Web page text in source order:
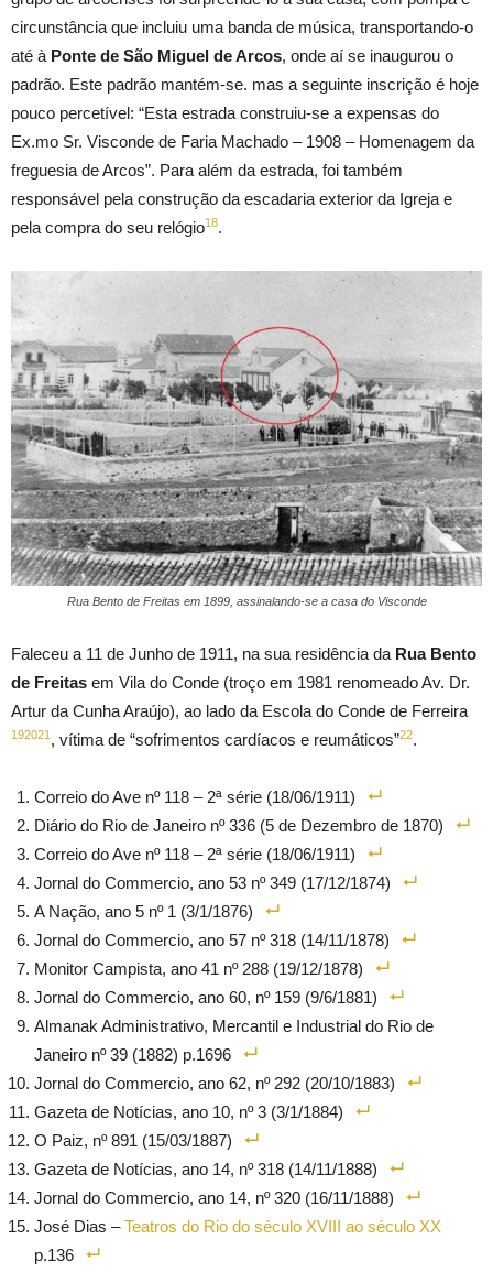
circunstância que incluiu uma banda de música, transportando-o
até à Ponte de São Miguel de Arcos, onde aí se inaugurou o
padrão. Este padrão mantém-se. mas a seguinte inscrição é hoje
pouco percetível: “Esta estrada construiu-se a expensas do
Ex.mo Sr. Visconde de Faria Machado – 1908 – Homenagem da
freguesia de Arcos”. Para além da estrada, foi também
responsável pela construção da escadaria exterior da Igreja e
pela compra do seu relógio18.
Rua Bento de Freitas em 1899, assinalando-se a casa do Visconde
Faleceu a 11 de Junho de 1911, na sua residência da Rua Bento
de Freitas em Vila do Conde (troço em 1981 renomeado Av. Dr.
Artur da Cunha Araújo), ao lado da Escola do Conde de Ferreira
192021 , vítima de “sofrimentos cardíacos e reumáticos”22.
Correio do Ave nº 118 – 2ª série (18/06/1911)
Diário do Rio de Janeiro nº 336 (5 de Dezembro de 1870)
Correio do Ave nº 118 – 2ª série (18/06/1911)
Jornal do Commercio, ano 53 nº 349 (17/12/1874)
A Nação, ano 5 nº 1 (3/1/1876)
Jornal do Commercio, ano 57 nº 318 (14/11/1878)
Monitor Campista, ano 41 nº 288 (19/12/1878)
Jornal do Commercio, ano 60, nº 159 (9/6/1881)
Almanak Administrativo, Mercantil e Industrial do Rio de
Janeiro nº 39 (1882) p.1696
Jornal do Commercio, ano 62, nº 292 (20/10/1883)
Gazeta de Notícias, ano 10, nº 3 (3/1/1884)
O Paiz, nº 891 (15/03/1887)
Gazeta de Notícias, ano 14, nº 318 (14/11/1888)
Jornal do Commercio, ano 14, nº 320 (16/11/1888)
José Dias –Teatros do Rio do século XVIII ao século XX
p.136